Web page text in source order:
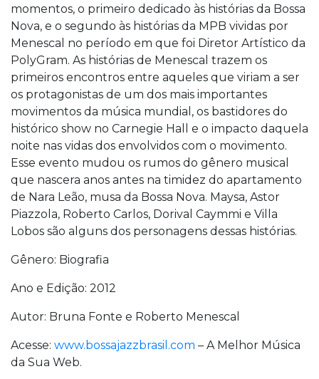
momentos, o primeiro dedicado às histórias da Bossa
Nova, e o segundo às histórias da MPB vividas por
Menescal no período em que foi Diretor Artístico da
PolyGram. As histórias de Menescal trazem os
primeiros encontros entre aqueles que viriam a ser
os protagonistas de um dos mais importantes
movimentos da música mundial, os bastidores do
histórico show no Carnegie Hall e o impacto daquela
noite nas vidas dos envolvidos com o movimento.
Esse evento mudou os rumos do gênero musical
que nascera anos antes na timidez do apartamento
de Nara Leão, musa da Bossa Nova. Maysa, Astor
Piazzola, Roberto Carlos, Dorival Caymmi e Villa
Lobos são alguns dos personagens dessas histórias.
Gênero: Biografia
Ano e Edição: 2012
Autor: Bruna Fonte e Roberto Menescal
Acesse: www.bossajazzbrasil.com – A Melhor Música
da Sua Web.